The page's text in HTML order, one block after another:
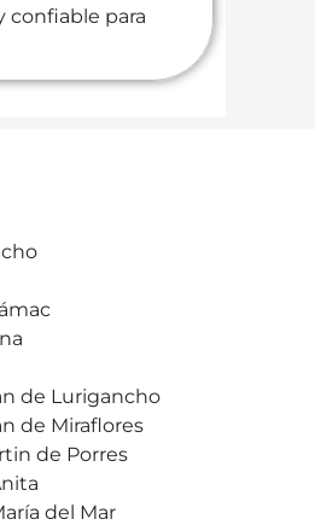
confiable para
de Lurigancho
de Miraflores
de Porres
del Mar